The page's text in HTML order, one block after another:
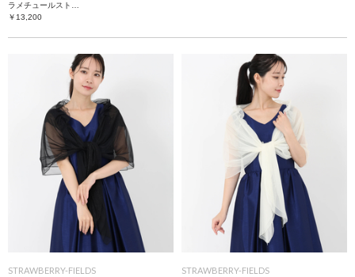
ラメチュールストール
￥13,200
STRAWBERRY-FIELDS STRAWBERRY-FIELDS